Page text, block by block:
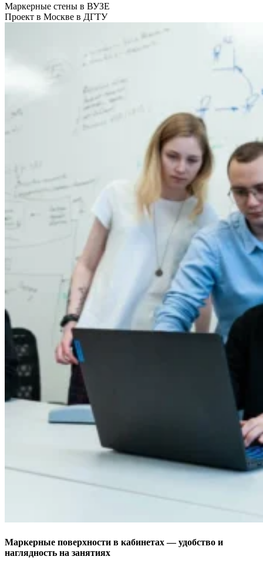
Маркерные стены в ВУЗЕ
Проект в Москве в ДГТУ
Маркерные поверхности в кабинетах — удобство и
наглядность на занятиях